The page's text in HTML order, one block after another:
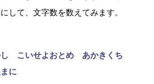
して、文字数を数えてみます。
し こいせよおとめ あかきくち
に